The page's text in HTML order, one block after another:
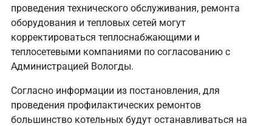
проведения технического обслуживания, ремонта
оборудования и тепловых сетей могут
корректироваться теплоснабжающими и
теплосетевыми компаниями по согласованию с
Администрацией Вологды.
Согласно информации из постановления, для
проведения профилактических ремонтов
большинство котельных будут останавливаться на